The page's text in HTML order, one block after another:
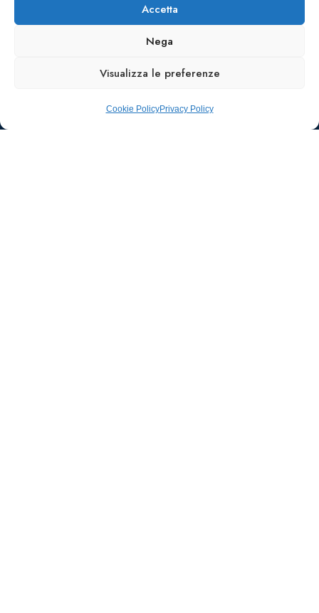
Accetta
Nega
Visualizza le preferenze
Cookie PolicyPrivacy Policy